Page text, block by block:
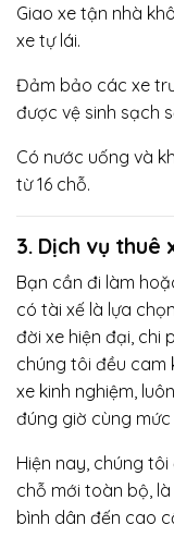
Giao xe tận nhà
xe tự lái.
Đảm bảo các xe
được vệ sinh sạch
Có nước uống và
từ 16 chỗ.
3. Dịch vụ thuê
Bạn cần đi làm
có tài xế là lựa
đời xe hiện đại, chi
chúng tôi đều cam
xe kinh nghiệm,
đúng giờ cùng
Hiện nay, chúng
chỗ mới toàn bộ,
bình dân đến cao